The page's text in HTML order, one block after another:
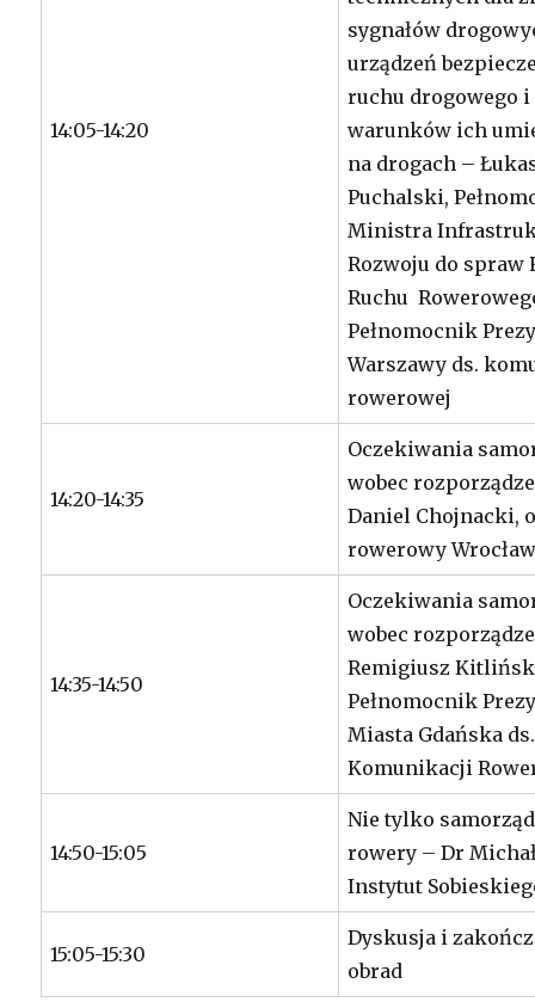
14:05-14:20
sygnałów
urządzeń
ruchu drogowego i
warunków ich
na drogach –
Puchalski,
Ministra
Rozwoju do spraw
Ruchu
Pełnomocnik
Warszawy ds.
rowerowej
14:20-14:35
Oczekiwania
wobec
Daniel Chojnacki,
rowerowy
14:35-14:50
Oczekiwania
wobec
Remigiusz
Pełnomocnik
Miasta Gdańska ds.
Komunikacji
14:50-15:05
Nie tylko
rowery – Dr
Instytut
15:05-15:30
Dyskusja i
obrad